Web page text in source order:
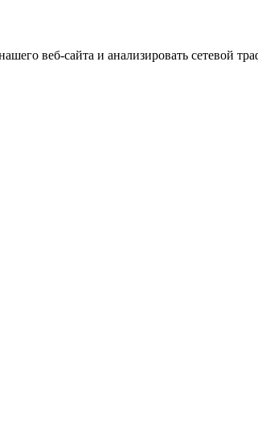
веб-сайта и анализировать сетевой